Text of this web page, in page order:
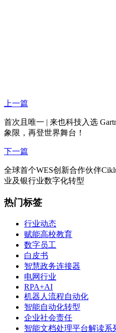
上一篇
首次且唯一 | 来也科技入选
象限，再登世界舞台！
下一篇
全球首个WES创新合作伙伴
业及银行业数字化转型
热门标签
行业动态
赋能高校教育
数字员工
白皮书
智慧政务连接器
电网行业
RPA+AI
机器人流程自动化
智能自动化转型
企业社会责任
智能文档处理平台解读系